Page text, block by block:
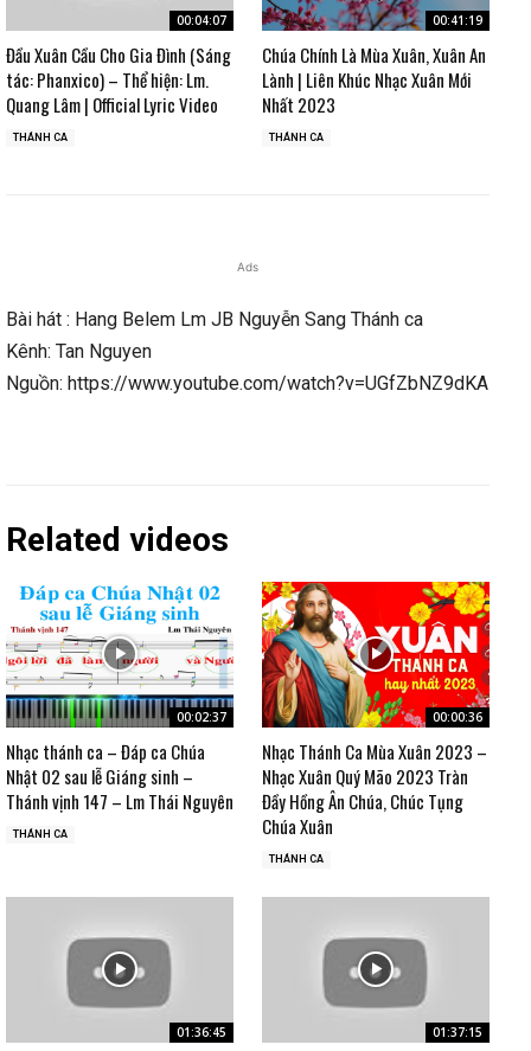
00:04:07
Đầu Xuân Cầu Cho Gia Đình (Sáng
tác: Phanxico) – Thể hiện: Lm.
Quang Lâm | Official Lyric Video
THÁNH CA
00:41:19
Chúa Chính Là Mùa Xuân, Xuân An
Lành | Liên Khúc Nhạc Xuân Mới
Nhất 2023
THÁNH CA
Ads
Bài hát : Hang Belem Lm JB Nguyễn Sang Thánh ca
Kênh: Tan Nguyen
Nguồn: https://www.youtube.com/watch?v=UGfZbNZ9dKA
Related videos
00:02:37
Nhạc thánh ca – Đáp ca Chúa
Nhật 02 sau lễ Giáng sinh –
Thánh vịnh 147 – Lm Thái Nguyên
THÁNH CA
00:00:36
Nhạc Thánh Ca Mùa Xuân 2023 –
Nhạc Xuân Quý Mão 2023 Tràn
Đầy Hồng Ân Chúa, Chúc Tụng
Chúa Xuân
THÁNH CA
01:36:45 01:37:15